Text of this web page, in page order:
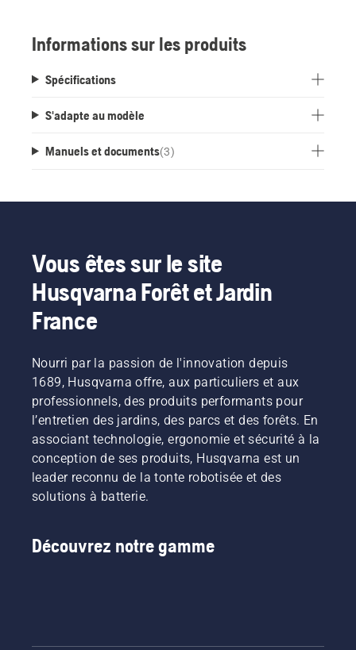
Informations sur les produits
Spécifications
S'adapte au modèle
Manuels et documents(3)
Vous êtes sur le site
Husqvarna Forêt et Jardin
France
Nourri par la passion de l'innovation depuis
1689, Husqvarna offre, aux particuliers et aux
professionnels, des produits performants pour
l’entretien des jardins, des parcs et des forêts. En
associant technologie, ergonomie et sécurité à la
conception de ses produits, Husqvarna est un
leader reconnu de la tonte robotisée et des
solutions à batterie.
Découvrez notre gamme